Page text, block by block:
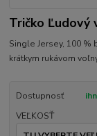
Tričko Ľudový
Single Jersey, 100 %
krátkym rukávom
Dostupnosť
VEĽKOSŤ